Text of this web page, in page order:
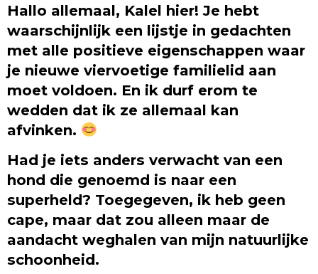
Hallo allemaal, Kalel hier! Je hebt
waarschijnlijk een lijstje in gedachten
met alle positieve eigenschappen waar
je nieuwe viervoetige familielid aan
moet voldoen. En ik durf erom te
wedden dat ik ze allemaal kan
afvinken.
Had je iets anders verwacht van een
hond die genoemd is naar een
superheld? Toegegeven, ik heb geen
cape, maar dat zou alleen maar de
aandacht weghalen van mijn natuurlijke
schoonheid.